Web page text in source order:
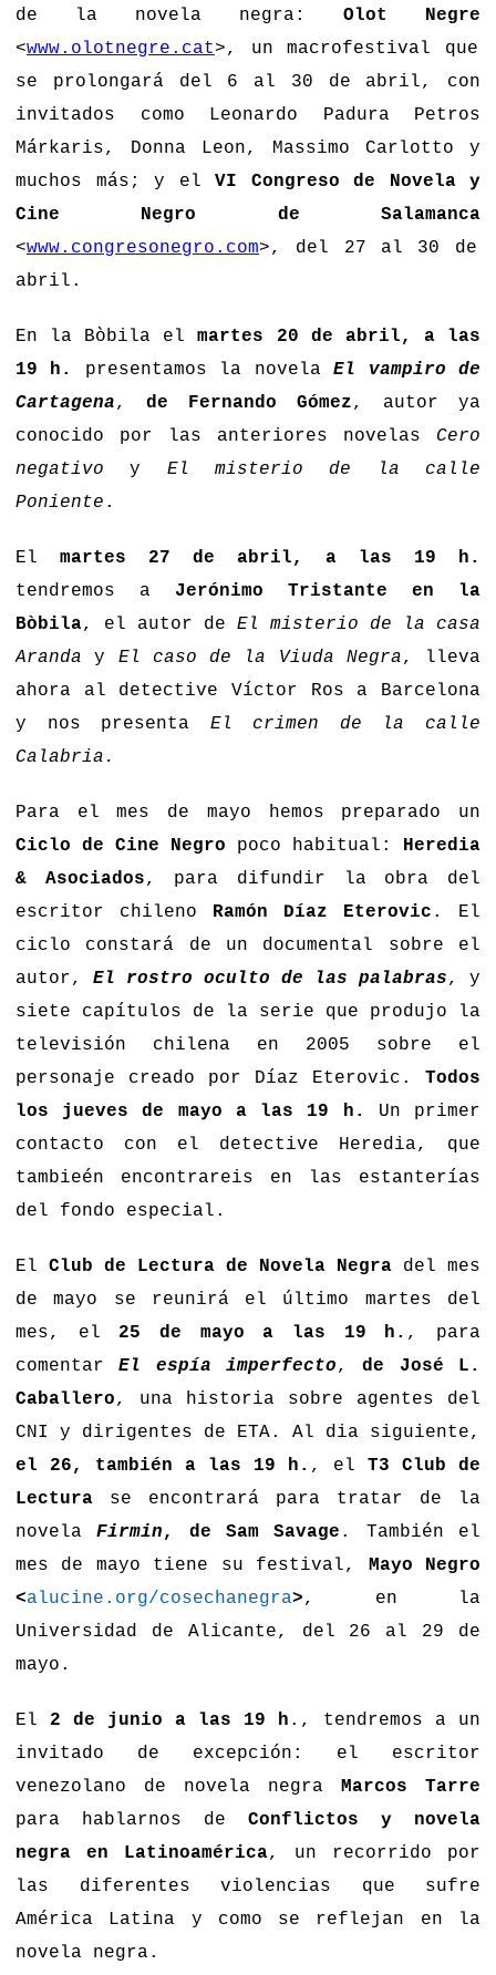
de la novela negra: Olot Negre
<www.olotnegre.cat>, un macrofestival que
se prolongará del 6 al 30 de abril, con
invitados como Leonardo Padura Petros
Márkaris, Donna Leon, Massimo Carlotto y
muchos más; y el VI Congreso de Novela y
Cine Negro de Salamanca
<www.congresonegro.com>, del 27 al 30 de
abril.
En la Bòbila elmartes 20 de abril, a las
19 h.
presentamos la novelaEl vampiro de
Cartagena, de Fernando Gómez, autor ya
conocido por las anteriores novelas Cero
negativo y El misterio de la calle
Poniente .
El martes 27 de abril, a las 19 h.
tendremos a Jerónimo Tristante en la
Bòbila, el autor de El misterio de la casa
Aranda y El caso de la Viuda Negra, lleva
ahora al detective Víctor Ros a Barcelona
y nos presenta El crimen de la calle
Calabria.
Para el mes de mayo hemos preparado un
Ciclo de Cine Negro poco habitual:
Heredia
& Asociados, para difundir la obra del
escritor chileno
Ramón Díaz Eterovic . El
ciclo constará de un documental sobre el
autor, El rostro oculto de las palabras, y
siete capítulos de la serie que produjo la
televisión chilena en 2005 sobre el
personaje creado por Díaz Eterovic. Todos
los jueves de mayo a las 19 h.
Un primer
contacto con el detective Heredia, que
tambieén encontrareis en las estanterías
del fondo especial.
El Club de Lectura de Novela Negra del mes
de mayo se reunirá el último martes del
mes, el 25 de mayo a las 19 h. , para
comentarEl espía imperfecto,de José L.
Caballero, una historia sobre agentes del
CNI y dirigentes de ETA. Al dia siguiente,
el 26, también a las 19 h. , el T3 Club de
Lectura se encontrará para tratar de la
novelaFirmin , de Sam Savage . También el
mes de mayo tiene su festival,
Mayo Negro
<alucine.org/cosechanegra>, en la
Universidad de Alicante, del 26 al 29 de
mayo.
El 2 de junio a las 19 h ., tendremos a un
invitado de excepción: el escritor
venezolano de novela negra
Marcos Tarre
para hablarnos de Conflictos y novela
negra en Latinoamérica, un recorrido por
las diferentes violencias que sufre
América Latina y como se reflejan en la
novela negra.